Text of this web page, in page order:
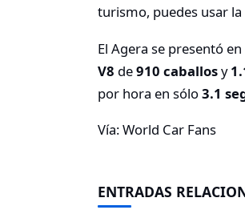
turismo, puedes usar
El Agera se presentó
V8 de910 caballosy
por hora en sólo3.1
Vía: World Car Fans
ENTRADAS